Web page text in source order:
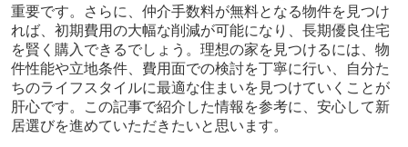
重要です。さらに、仲介手数料が無料となる物件を見つけ
れば、初期費用の大幅な削減が可能になり、長期優良住宅
を賢く購入できるでしょう。理想の家を見つけるには、物
件性能や立地条件、費用面での検討を丁寧に行い、自分た
ちのライフスタイルに最適な住まいを見つけていくことが
肝心です。この記事で紹介した情報を参考に、安心して新
居選びを進めていただきたいと思います。